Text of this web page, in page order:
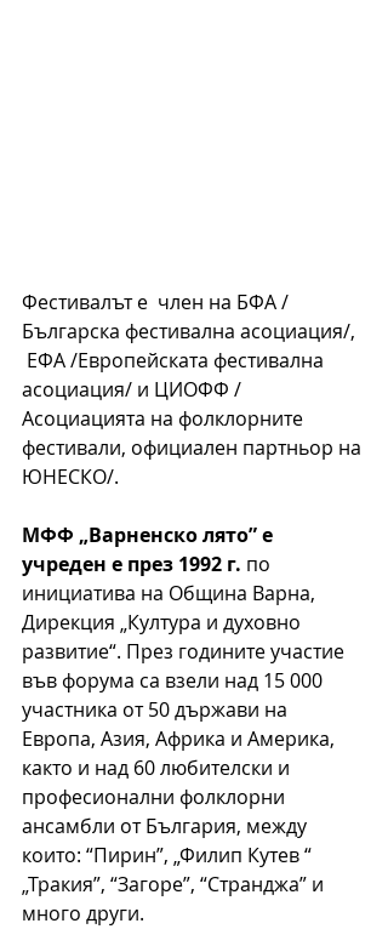
Фестивалът е  член на БФА /
Българска фестивална асоциация/,
ЕФА /Европейската фестивална
асоциация/ и ЦИОФФ /
Асоциацията на фолклорните
фестивали, официален партньор на
ЮНЕСКО/.
МФФ „Варненско лято” е
учреден е през 1992 г. по
инициатива на Община Варна,
Дирекция „Култура и духовно
развитие“. През годините участие
във форума са взели над 15 000
участника от 50 държави на
Европа, Азия, Африка и Америка,
както и над 60 любителски и
професионални фолклорни
ансамбли от България, между
които: “Пирин”, „Филип Кутев “
„Тракия”, “Загоре”, “Странджа” и
много други.